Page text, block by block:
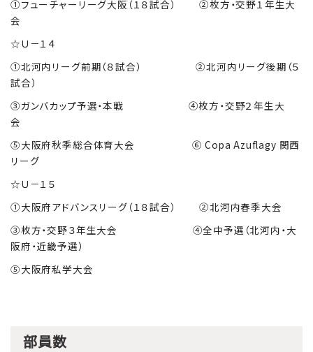
①フューチャーリーグ大阪（１８試合） ②枚方・交野１年生大
会
☆Ｕ－１４
①北河内リーグ前期（８試合） ②北河内リーグ後期（５
試合）
③ガンバカップ予選・本戦 ④枚方・交野２年生大
会
⑤大阪府秋季総合体育大会 ⑥ Copa Azuflagy 関西
リーグ
☆Ｕ－１５
①大阪府アドバンスリーグ（１８試合） ②北河内春季大会
③枚方・交野３年生大会 ④全中予選（北河内・大
阪府・近畿予選）
⑤大阪府私学大会
部員数